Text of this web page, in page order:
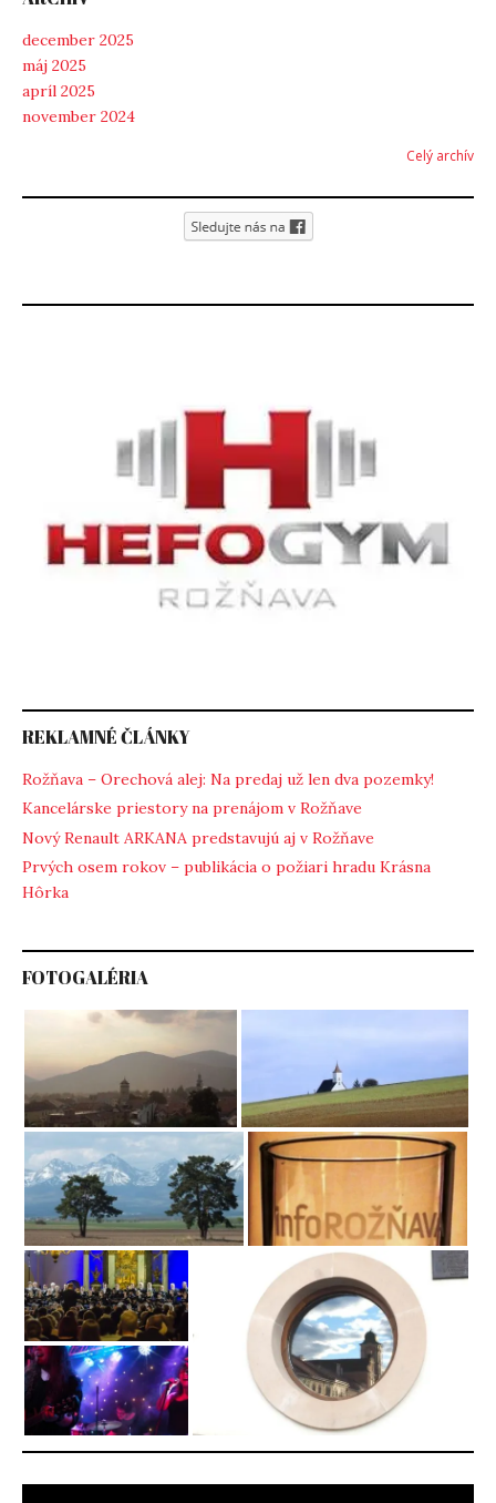
december 2025
máj 2025
apríl 2025
november 2024
Celý archív
REKLAMNÉ ČLÁNKY
Rožňava – Orechová alej: Na predaj už len dva pozemky!
Kancelárske priestory na prenájom v Rožňave
Nový Renault ARKANA predstavujú aj v Rožňave
Prvých osem rokov – publikácia o požiari hradu Krásna
Hôrka
FOTOGALÉRIA